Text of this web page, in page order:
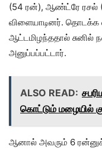
(54 ரன்), ஆண்ட்ரே ரசல்
விளையாடினர். தொடக்க
ஆட்டமிழந்ததால் சுனில்
அனுப்பப்பட்டார்.
ALSO READ:
கொட்டும் மழையில்
ஆனால் அவரும் 6